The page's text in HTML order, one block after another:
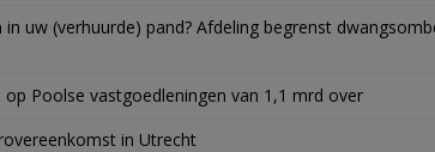
uw (verhuurde) pand? Afdeling begrenst
op Poolse vastgoedleningen van 1,1 mrd over
in Utrecht